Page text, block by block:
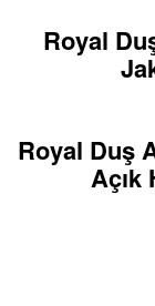
Royal
Royal Duş
Açık